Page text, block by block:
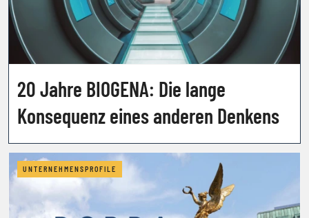
20 Jahre BIOGENA: Die lange
Konsequenz eines anderen Denkens
UNTERNEHMENSPROFILE